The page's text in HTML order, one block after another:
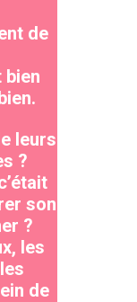
de
bien
leurs
?
son
?
les
de